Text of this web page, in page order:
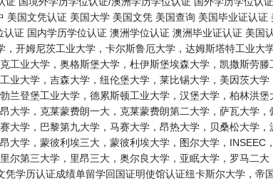
国文凭认证 美国大学 美国文凭 美国查询 美国毕业证认证
证 国内学历学位认证 澳洲学位认证 澳洲毕业证认证 美国
开姆尼茨工业大学，卡尔斯鲁厄大学，达姆斯塔特工业大
工业大学，奥格斯堡大学，杜伊斯堡埃森大学，凯撒斯劳滕
业大学，吉森大学，纽伦堡大学，莱比锡大学，美因茨大学
登堡工业大学，德累斯顿工业大学，汉堡大学，柏林洪堡
大学，克莱蒙费朗一大，克莱蒙费朗第二大学，萨瓦大学，
大学，巴黎第九大学，马赛大学，昂热大学，贝桑松大学，
大学，蒙彼利埃三大，蒙彼利埃大学，图尔大学，INSEEC
尔第三大学，里昂三大，奥尔良大学，亚眠大学，罗马二大
学历认证成绩单留学回国证明使馆认证纽卡斯尔大学，帝